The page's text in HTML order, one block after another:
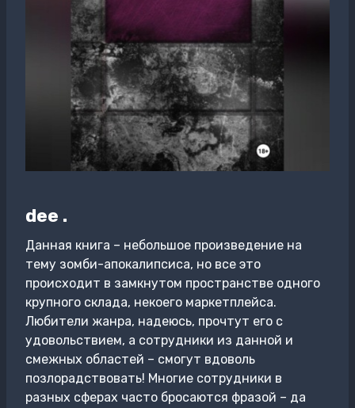
dee .
Данная книга – небольшое произведение на
тему зомби-апокалипсиса, но все это
происходит в замкнутом пространстве одного
крупного склада, некоего маркетплейса.
Любители жанра, надеюсь, прочтут его с
удовольствием, а сотрудники из данной и
смежных областей – смогут вдоволь
позлорадствовать! Многие сотрудники в
разных сферах часто бросаются фразой – да